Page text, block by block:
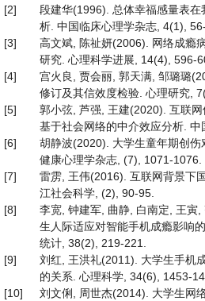
[2]
段建华(1996). 总体幸福感量表
析. 中国临床心理学杂志, 4(1),
[3]
高文斌, 陈祉妍(2006). 网络成瘾
研究. 心理科学进展, 14(4), 596-
[4]
宫火良, 贾会丽, 郭天满, 邹璐璐
修订及其信效度检验. 心理研究,
[5]
郭小弦, 芦强, 王建(2020). 互联
基于社会网络的中介效应分析. 中
[6]
胡静波(2020). 大学生童年期创伤
健康心理学杂志, (7), 1071-1076.
[7]
雷雳, 王伟(2016). 互联网背景下
江社会科学, (2), 90-95.
[8]
李宽, 钟建军, 曲静, 白南定, 王寅
生人际适应对智能手机成瘾影响
统计, 38(2), 219-221.
[9]
刘红, 王洪礼(2011). 大学生手机
的关系. 心理科学, 34(6), 1453-
[10]
刘文俐, 周世杰(2014). 大学生网